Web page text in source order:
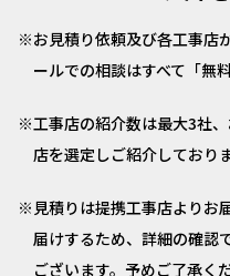
お見積り依頼及び各工事店
ールでの相談はすべて「無
工事店の紹介数は最大3社
店を選定しご紹介しておりま
見積りは提携工事店よりお
届けするため、詳細の確認
ございます。予めご了承く